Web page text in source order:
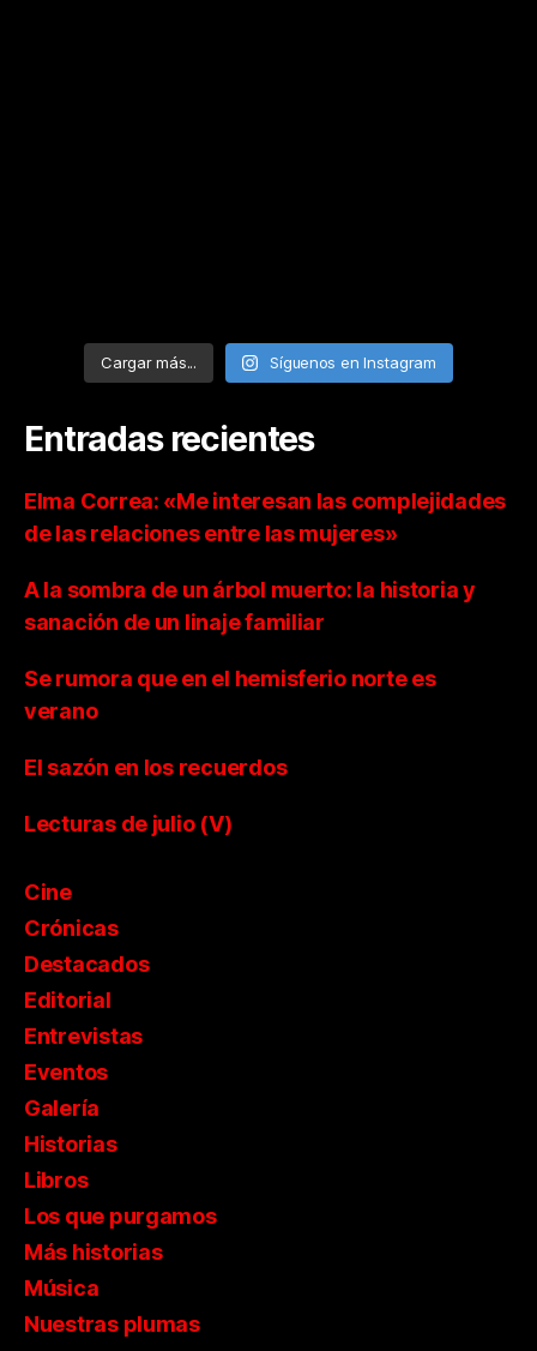
Cargar más... Síguenos en Instagram
Entradas recientes
Elma Correa: «Me interesan las complejidades
de las relaciones entre las mujeres»
A la sombra de un árbol muerto: la historia y
sanación de un linaje familiar
Se rumora que en el hemisferio norte es
verano
El sazón en los recuerdos
Lecturas de julio (V)
Cine
Crónicas
Destacados
Editorial
Entrevistas
Eventos
Galería
Historias
Libros
Los que purgamos
Más historias
Música
Nuestras plumas